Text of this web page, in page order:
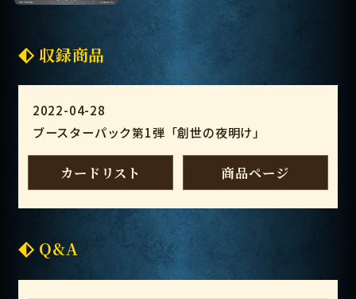
収録商品
2022-04-28
ブースターパック第1弾「創世の夜明け」
カードリスト 商品ページ
Q&A